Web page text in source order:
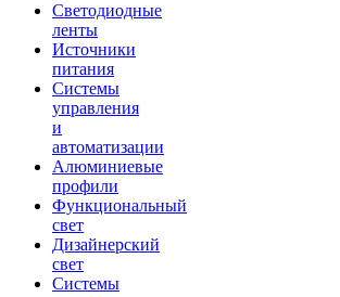
Светодиодные
ленты
Источники
питания
Системы
управления
и
автоматизации
Алюминиевые
профили
Функциональный
свет
Дизайнерский
свет
Системы